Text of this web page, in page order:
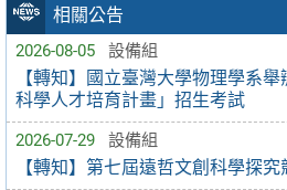
相關公告
2026-08-05 設備組
【轉知】國立臺灣大學物理學系
科學人才培育計畫」招生考試
2026-07-29 設備組
【轉知】第七屆遠哲文創科學探究